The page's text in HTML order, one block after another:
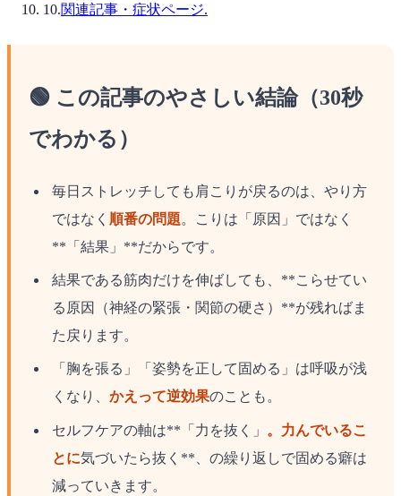
10.関連記事・症状ページ.
🟢 この記事のやさしい結論（30秒
でわかる）
毎日ストレッチしても肩こりが戻るのは、やり方
ではなく 順番の問題。こりは「原因」ではなく
**「結果」**だからです。
結果である筋肉だけを伸ばしても、**こらせてい
る原因（神経の緊張・関節の硬さ）**が残ればま
た戻ります。
「胸を張る」「姿勢を正して固める」は呼吸が浅
くなり、 かえって逆効果のことも。
セルフケアの軸は**「力を抜く」 。力んでいるこ
とに気づいたら抜く**、の繰り返しで固める癖は
減っていきます。